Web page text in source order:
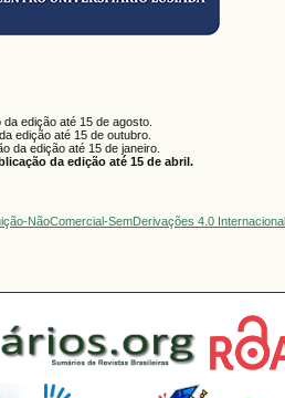
edição até 15 de agosto.
edição até 15 de outubro.
da edição até 15 de janeiro.
da edição até 15 de abril.
NãoComercial-SemDerivações 4.0 Internacional